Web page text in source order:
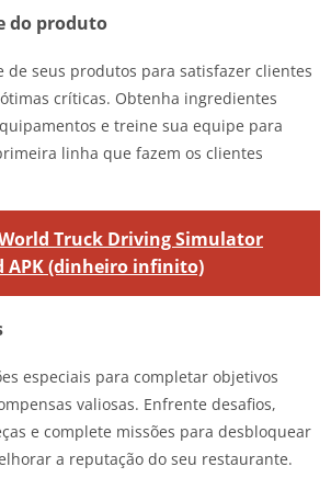
do produto
de seus produtos para satisfazer clientes
críticas. Obtenha ingredientes
e treine sua equipe para
linha que fazem os clientes
Truck Driving Simulator
APK (dinheiro infinito)
especiais para completar objetivos
valiosas. Enfrente desafios,
e complete missões para desbloquear
a reputação do seu restaurante.